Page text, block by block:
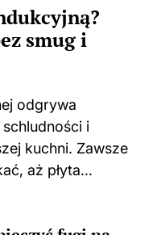
smug i
odgrywa
i
kuchni. Zawsze
aż płyta